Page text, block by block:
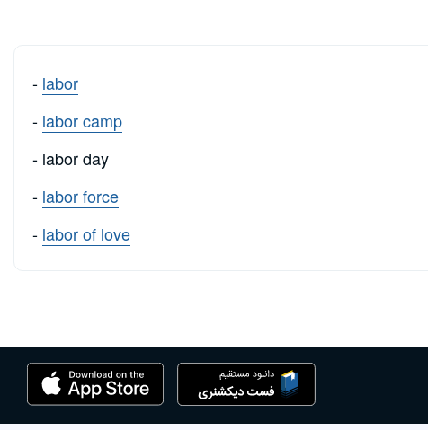
- labor
- labor camp
- labor day
- labor force
- labor of love